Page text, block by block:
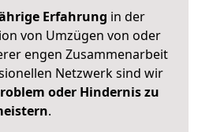
Erfahrung in der
von Umzügen von oder
engen Zusammenarbeit
Netzwerk sind wir
oder Hindernis zu
.